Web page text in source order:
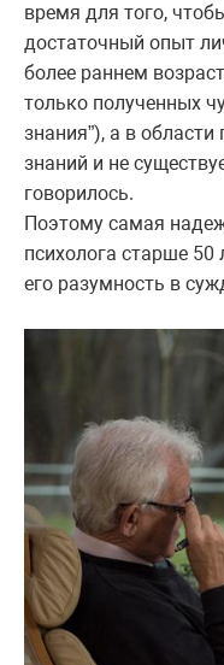
время для того,
достаточный опыт
более раннем
только полученных
знания”), а в области
знаний и не
говорилось.
Поэтому самая
психолога старше 50
его разумность в